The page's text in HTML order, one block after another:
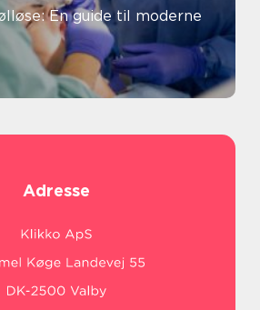
En guide til moderne
Adresse